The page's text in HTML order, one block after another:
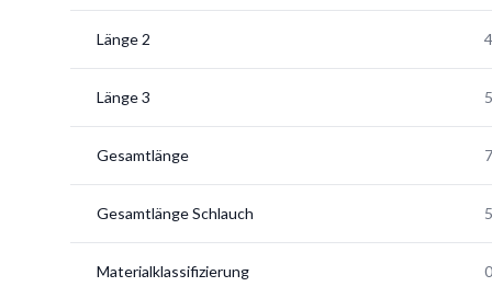
Länge 2
Länge 3
Gesamtlänge
Gesamtlänge Schlauch
Materialklassifizierung